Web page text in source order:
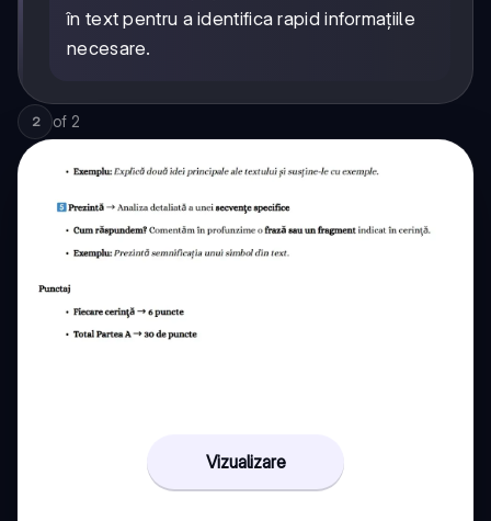
în text pentru a identifica rapid informațiile
necesare.
2 of 2
Vizualizare